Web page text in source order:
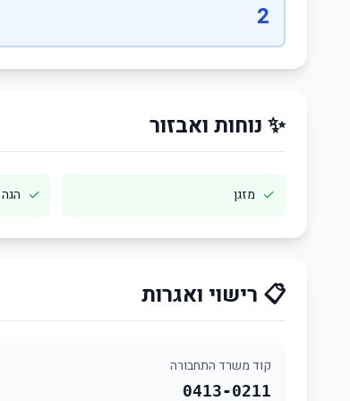
2
✨ נוחות ואבזור
✓ מזגן ✓
📋 רישוי ואגרות
קוד משרד התחבורה
0413-0211